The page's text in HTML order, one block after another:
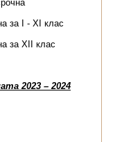
за I - XI клас
за XII клас
2023 – 2024